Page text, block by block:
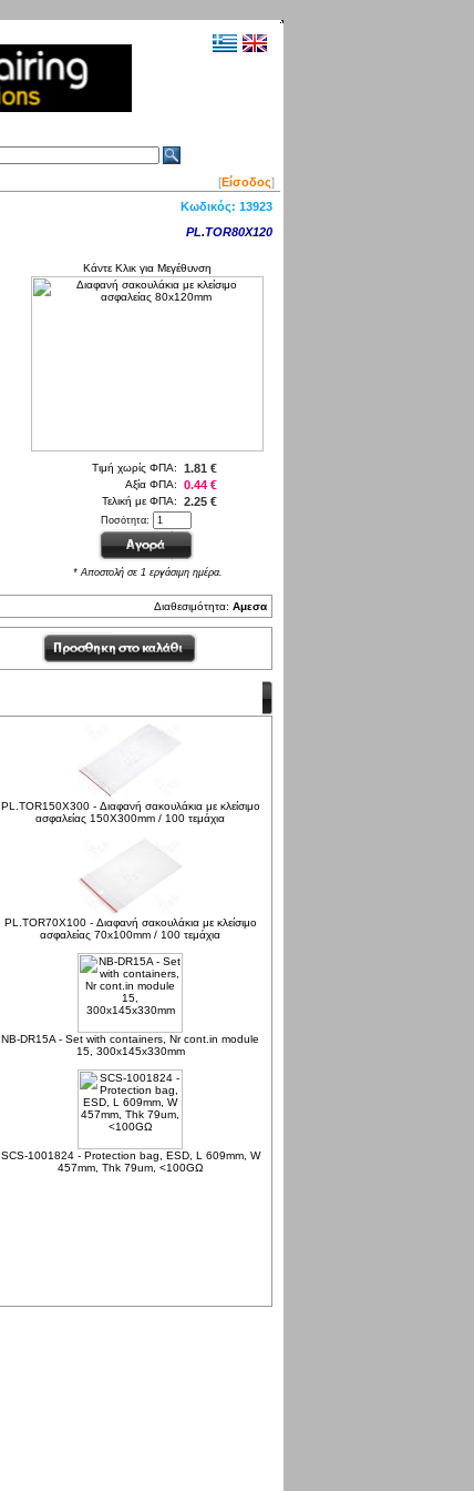
[Είσοδος]
Κωδικός: 13923
PL.TOR80X120
Κάντε Κλικ για Μεγέθυνση
Τιμή χωρίς ΦΠΑ: 1.81 €
Αξία ΦΠΑ: 0.44 €
Τελική με ΦΠΑ: 2.25 €
Ποσότητα:
* Αποστολή σε 1 εργάσιμη ημέρα.
Διαθεσιμότητα: Αμεσα
PL.TOR150X300 - Διαφανή σακουλάκια με κλείσιμο
ασφαλείας 150X300mm / 100 τεμάχια
PL.TOR70X100 - Διαφανή σακουλάκια με κλείσιμο
ασφαλείας 70x100mm / 100 τεμάχια
NB-DR15A - Set with containers, Nr cont.in module
15, 300x145x330mm
SCS-1001824 - Protection bag, ESD, L 609mm, W
457mm, Thk 79um, <100GΩ